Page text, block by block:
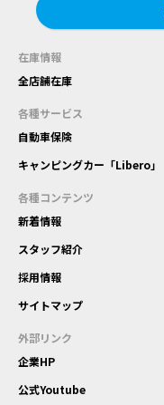
在庫情報
全店舗在庫
各種サービス
自動車保険
キャンピングカー「Libero」
各種コンテンツ
新着情報
スタッフ紹介
採用情報
サイトマップ
外部リンク
企業HP
公式Youtube